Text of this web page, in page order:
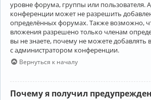
уровне форума, группы или пользователя.
конференции может не разрешить
определённых форумах. Также возможно,
вложения разрешено только членам
вы не знаете, почему не можете добавлять
с администратором конференции.
Вернуться к началу
Почему я получил